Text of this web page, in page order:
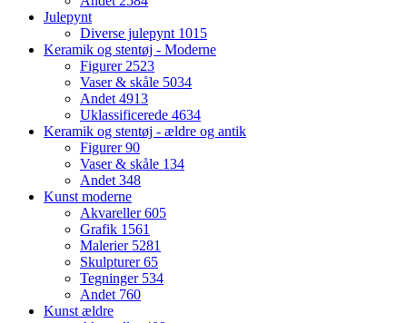
Julepynt
Diverse julepynt 1015
Keramik og stentøj - Moderne
Figurer2523
Vaser & skåle 5034
Andet4913
Uklassificerede 4634
Keramik og stentøj - ældre og antik
Figurer90
Vaser & skåle 134
Andet348
Kunst moderne
Akvareller605
Grafik 1561
Malerier 5281
Skulpturer65
Tegninger 534
Andet 760
Kunst ældre